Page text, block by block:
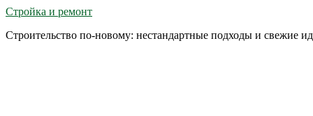
Стройка и ремонт
Строительство по-новому: нестандартные подходы и свежие